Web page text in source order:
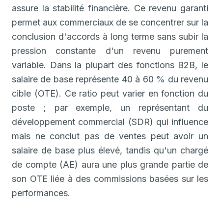
assure la stabilité financière. Ce revenu garanti
permet aux commerciaux de se concentrer sur la
conclusion d'accords à long terme sans subir la
pression constante d'un revenu purement
variable. Dans la plupart des fonctions B2B, le
salaire de base représente 40 à 60 % du revenu
cible (OTE). Ce ratio peut varier en fonction du
poste ; par exemple, un représentant du
développement commercial (SDR) qui influence
mais ne conclut pas de ventes peut avoir un
salaire de base plus élevé, tandis qu'un chargé
de compte (AE) aura une plus grande partie de
son OTE liée à des commissions basées sur les
performances.